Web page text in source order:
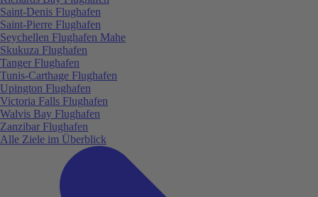
Saint-Denis Flughafen
Saint-Pierre Flughafen
Seychellen Flughafen Mahe
Skukuza Flughafen
Tanger Flughafen
Tunis-Carthage Flughafen
Upington Flughafen
Victoria Falls Flughafen
Walvis Bay Flughafen
Zanzibar Flughafen
Alle Ziele im Überblick